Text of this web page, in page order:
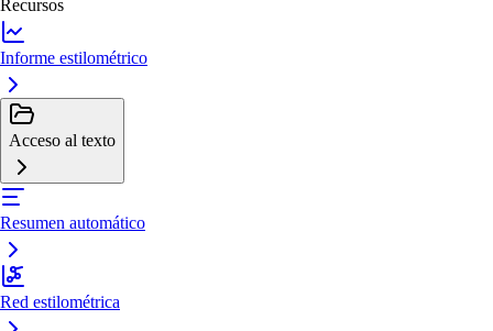
Recursos
Informe estilométrico
Acceso al texto
Resumen automático
Red estilométrica